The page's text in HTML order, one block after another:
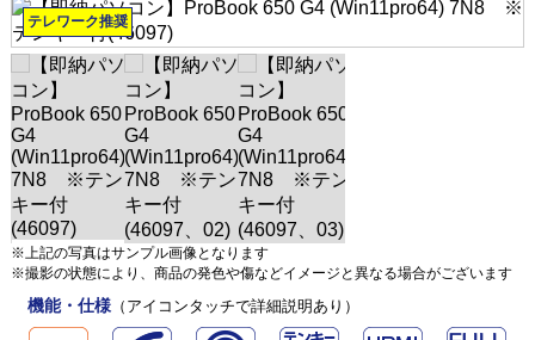
テレワーク推奨
※上記の写真はサンプル画像となります
※撮影の状態により、商品の発色や傷などイメージと異なる場合がございます
機能・仕様（アイコンタッチで詳細説明あり）